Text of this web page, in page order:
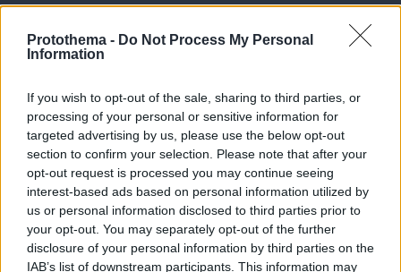
Protothema - Do Not Process My Personal
Information
If you wish to opt-out of the sale, sharing to third parties, or
processing of your personal or sensitive information for
targeted advertising by us, please use the below opt-out
section to confirm your selection. Please note that after your
opt-out request is processed you may continue seeing
interest-based ads based on personal information utilized by
us or personal information disclosed to third parties prior to
your opt-out. You may separately opt-out of the further
disclosure of your personal information by third parties on the
IAB’s list of downstream participants. This information may
Ανεύρυσμα: Απλό τεστ του αντίχειρα προμηνύει
τον αυξημένο κίνδυνο – Γίνεται σε 1 λεπτό